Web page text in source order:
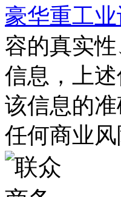
豪华重工
容的真实
信息，上
该信息的
任何商业风